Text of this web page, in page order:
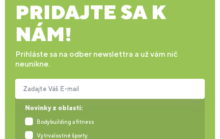
PRIDAJTE SA K
NÁM!
Prihláste sa na odber newslettra a už vám nič
neunikne.
Novinky z oblasti:
Bodybuilding a fitness
Vytrvalostné športy
Zadajte Váš E-mail